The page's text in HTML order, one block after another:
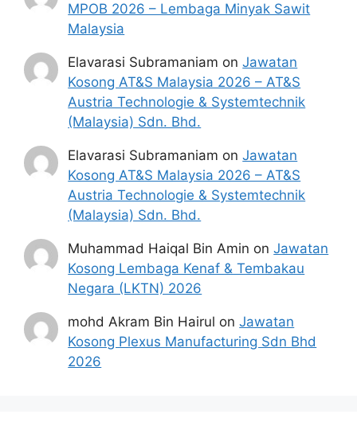
Muat Turun Borang
Penafian: Pihak kami bukan dari mana-
mana agensi Kerajaan terlibat. Maklumat
yang terdapat dalam portal kerjakini.com
adalah sahih dan diolah dari sumber rasmi
untuk memudahkan proses permohonan.
MPOB 2026 – Lembaga Minyak Sawit
Malaysia
Elavarasi Subramaniam onJawatan
Kosong AT&S Malaysia 2026 – AT&S
Austria Technologie & Systemtechnik
(Malaysia) Sdn. Bhd.
Elavarasi Subramaniam onJawatan
Kosong AT&S Malaysia 2026 – AT&S
Austria Technologie & Systemtechnik
(Malaysia) Sdn. Bhd.
Muhammad Haiqal Bin Amin onJawatan
Kosong Lembaga Kenaf & Tembakau
Negara (LKTN) 2026
mohd Akram Bin Hairul onJawatan
Kosong Plexus Manufacturing Sdn Bhd
2026